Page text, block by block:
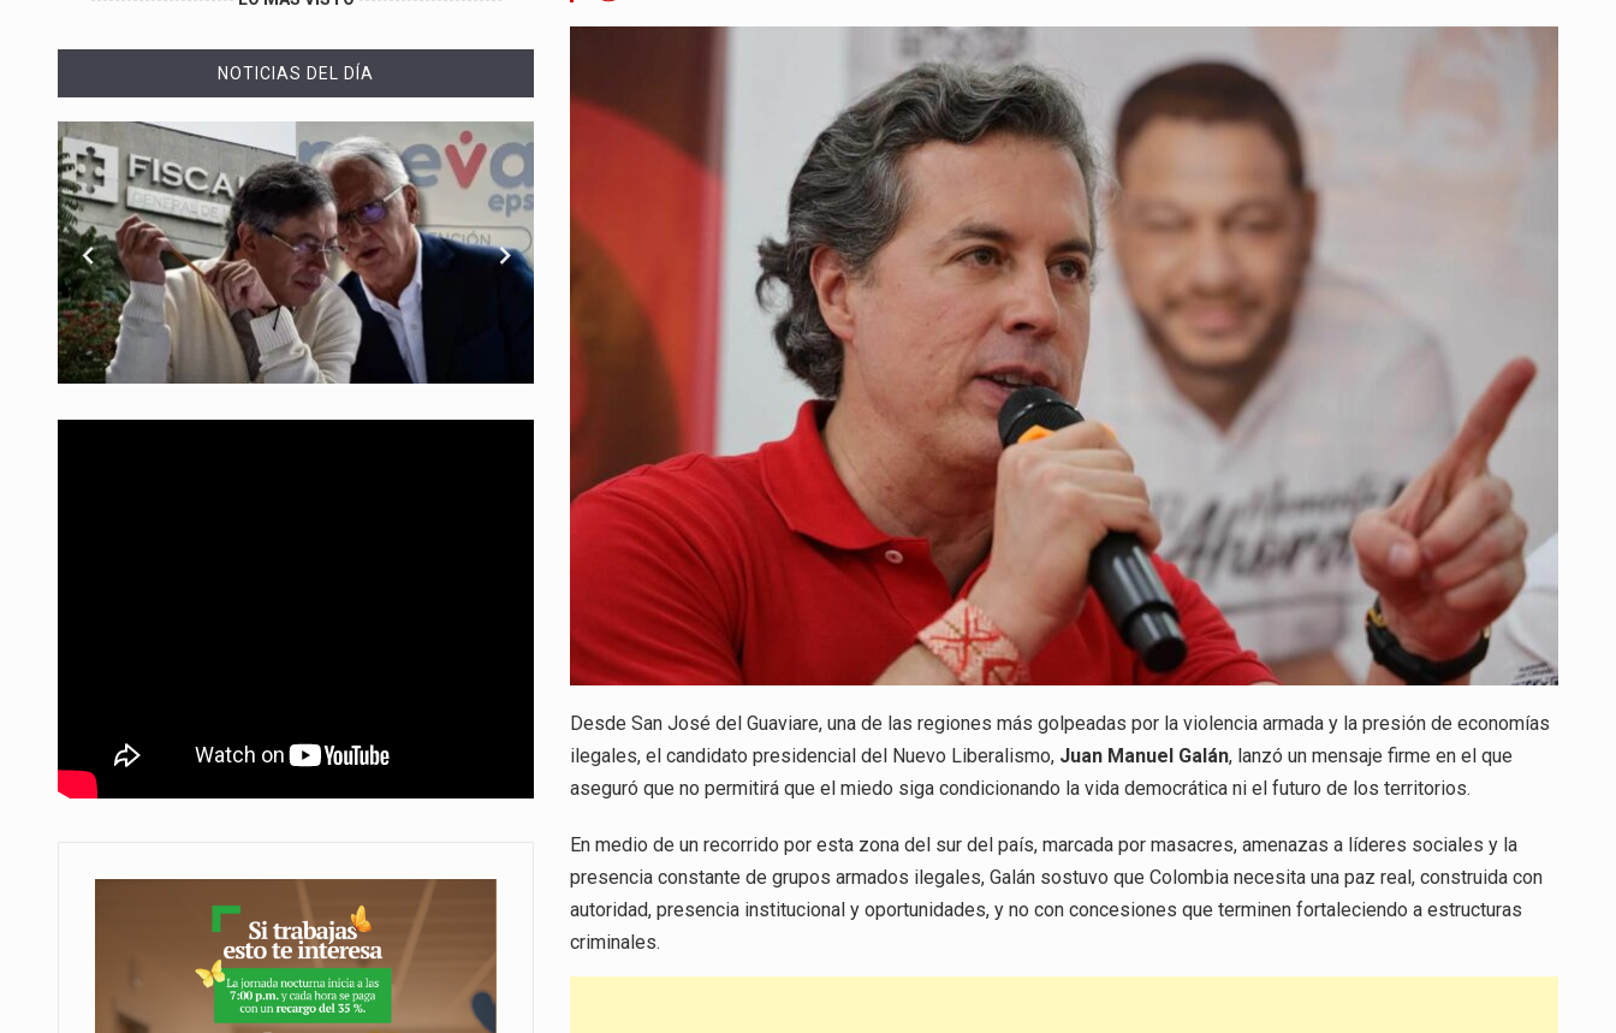
GALÁN
ENDURECE
DISCURSO
PROMETE
A
GRUPOS
ARMADOS
DESDE
EL
CORAZÓN
DEL
Desde San José del Guaviare, una de las regiones más golpeadas por la violencia armada y la presión de economías
ilegales, el candidato presidencial del Nuevo Liberalismo, Juan Manuel Galán, lanzó un mensaje firme en el que
aseguró que no permitirá que el miedo siga condicionando la vida democrática ni el futuro de los territorios.
En medio de un recorrido por esta zona del sur del país, marcada por masacres, amenazas a líderes sociales y la
presencia constante de grupos armados ilegales, Galán sostuvo que Colombia necesita una paz real, construida con
autoridad, presencia institucional y oportunidades, y no con concesiones que terminen fortaleciendo a estructuras
criminales.
NOTICIAS DEL DÍA